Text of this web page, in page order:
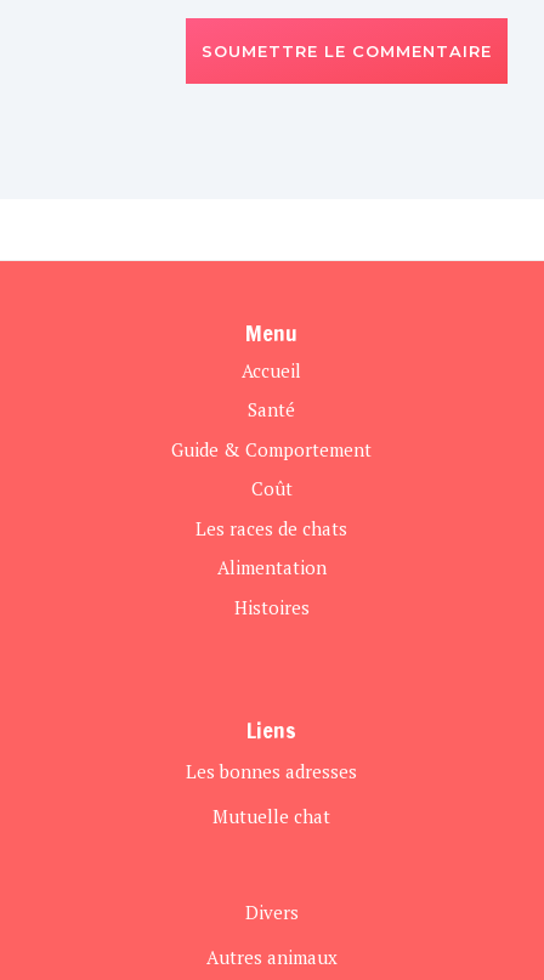
SOUMETTRE LE COMMENTAIRE
Menu
Accueil
Santé
Guide & Comportement
Coût
Les races de chats
Alimentation
Histoires
Liens
Les bonnes adresses
Mutuelle chat
Divers
Autres animaux